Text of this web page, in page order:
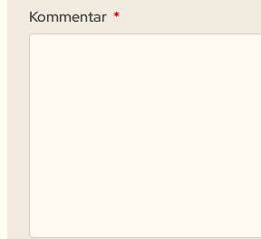
Kommentar *